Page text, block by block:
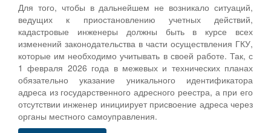
Для того, чтобы в дальнейшем не возникало ситуаций,
ведущих к приостановлению учетных действий,
кадастровые инженеры должны быть в курсе всех
изменений законодательства в части осуществления ГКУ,
которые им необходимо учитывать в своей работе. Так, с
1 февраля 2026 года в межевых и технических планах
обязательно указание уникального идентификатора
адреса из государственного адресного реестра, а при его
отсутствии инженер инициирует присвоение адреса через
органы местного самоуправления.